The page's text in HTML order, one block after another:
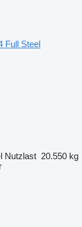
Full Steel
Nutzlast 20.550 kg